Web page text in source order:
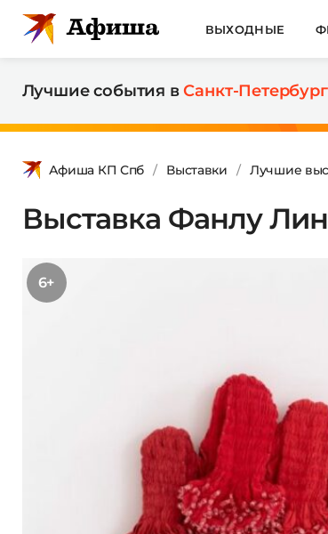
ВЫХОДНЫЕ
Лучшие события вСанкт-
Афиша КП Спб Выставки Лучшие
Выставка Фанлу
6+